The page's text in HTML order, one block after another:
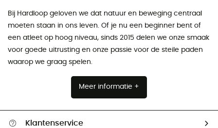
Bij Hardloop geloven we dat natuur en beweging centraal
moeten staan ​​in ons leven. Of je nu een beginner bent of
een atleet op hoog niveau, sinds 2015 delen we onze smaak
voor goede uitrusting en onze passie voor de steile paden
waarop we graag spelen.
Meer informatie +
Klantenservice